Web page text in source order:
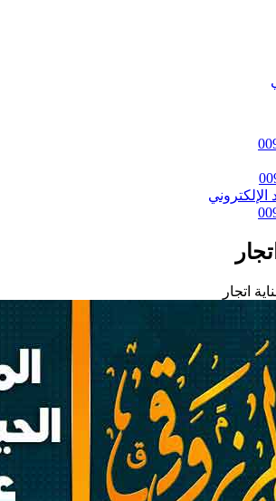
الإلكتروني
اتجار